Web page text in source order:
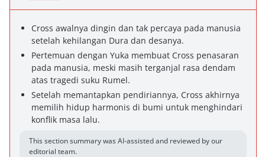
Cross awalnya dingin dan tak percaya pada manusia
setelah kehilangan Dura dan desanya.
Pertemuan dengan Yuka membuat Cross penasaran
pada manusia, meski masih terganjal rasa dendam
atas tragedi suku Rumel.
Setelah memantapkan pendiriannya, Cross akhirnya
memilih hidup harmonis di bumi untuk menghindari
konflik masa lalu.
This section summary was AI-assisted and reviewed by our
editorial team.